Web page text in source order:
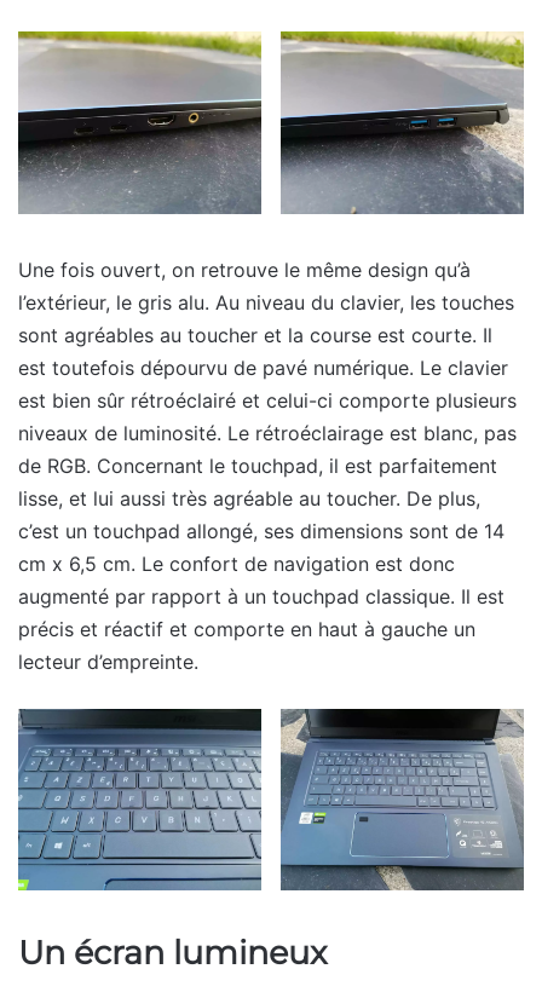
Une fois ouvert, on retrouve le même design qu’à
l’extérieur, le gris alu. Au niveau du clavier, les touches
sont agréables au toucher et la course est courte. Il
est toutefois dépourvu de pavé numérique. Le clavier
est bien sûr rétroéclairé et celui-ci comporte plusieurs
niveaux de luminosité. Le rétroéclairage est blanc, pas
de RGB. Concernant le touchpad, il est parfaitement
lisse, et lui aussi très agréable au toucher. De plus,
c’est un touchpad allongé, ses dimensions sont de 14
cm x 6,5 cm. Le confort de navigation est donc
augmenté par rapport à un touchpad classique. Il est
précis et réactif et comporte en haut à gauche un
lecteur d’empreinte.
Un écran lumineux